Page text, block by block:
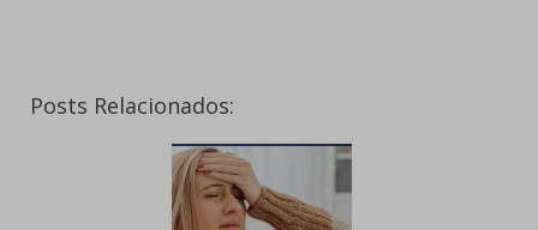
Posts Relacionados: